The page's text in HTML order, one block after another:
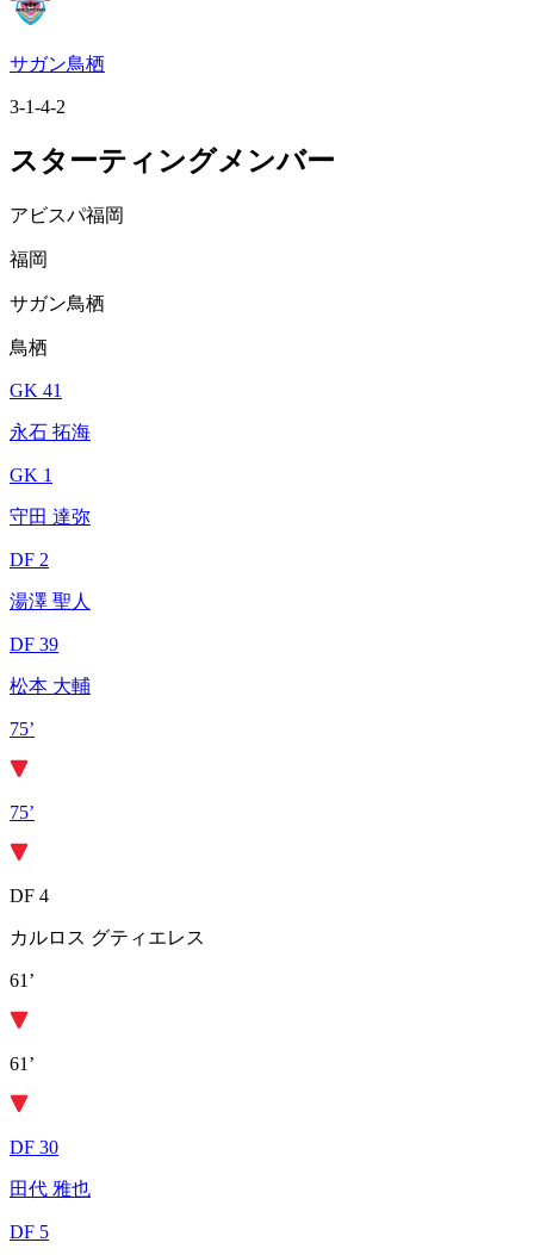
サガン鳥栖
3-1-4-2
スターティングメンバー
アビスパ福岡
福岡
サガン鳥栖
鳥栖
GK 41
永石 拓海
GK 1
守田 達弥
DF 2
湯澤 聖人
DF 39
松本 大輔
75’
75’
DF 4
カルロス グティエレス
61’
61’
DF 30
田代 雅也
DF 5